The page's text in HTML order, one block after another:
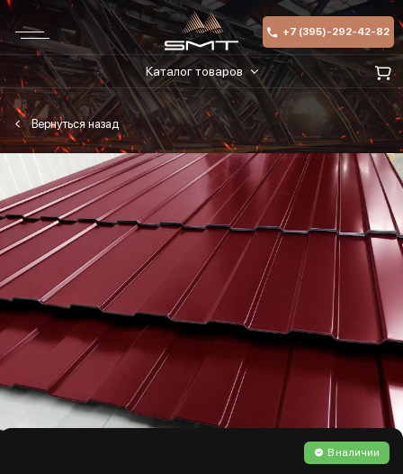
+7 (395)-292-42-82
Каталог товаров
В наличии